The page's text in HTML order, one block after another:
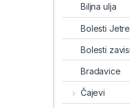
Biljna ulja
Bolesti Jetre
Bolesti
Bradavice
Čajevi